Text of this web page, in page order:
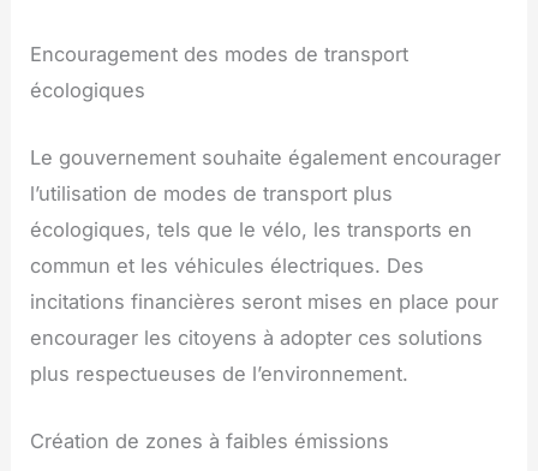
Encouragement des modes de transport
écologiques
Le gouvernement souhaite également encourager
l’utilisation de modes de transport plus
écologiques, tels que le vélo, les transports en
commun et les véhicules électriques. Des
incitations financières seront mises en place pour
encourager les citoyens à adopter ces solutions
plus respectueuses de l’environnement.
Création de zones à faibles émissions